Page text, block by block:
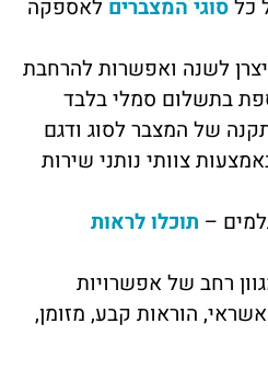
כלסוגי המצברים לאספקה
לשנה ואפשרות להרחבת
בתשלום סמלי בלבד
של המצבר לסוג ודגם
צוותי נותני שירות
– תוכלו לראות
רחב של אפשרויות
הוראות קבע, מזומן,